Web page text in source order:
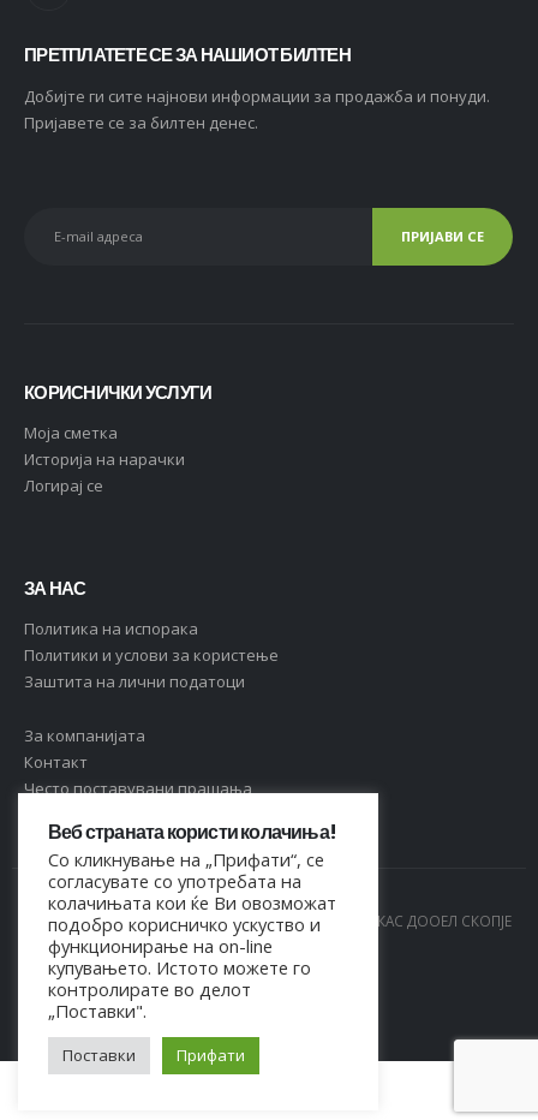
ПРЕТПЛАТЕТЕ СЕ ЗА НАШИОТ БИЛТЕН
Добијте ги сите најнови информации за продажба и понуди.
Пријавете се за билтен денес.
КОРИСНИЧКИ УСЛУГИ
Moja сметка
Историја на нарачки
Логирај се
ЗА НАС
Политика на испорака
Политики и услови за користење
Заштита на лични податоци
За компанијата
Контакт
Често поставувани прашања
© Copyright 2021. Сите права се задржани од МАРКАС ДООЕЛ СКОПЈЕ
- 4044021518150
Веб страната користи колачиња!
Со кликнување на „Прифати“, се
согласувате со употребата на
колачињата кои ќе Ви овозможат
подобро корисничко ускуство и
функционирање на on-line
купувањето. Истото можете го
контролирате во делот
„Поставки".
Поставки Прифати